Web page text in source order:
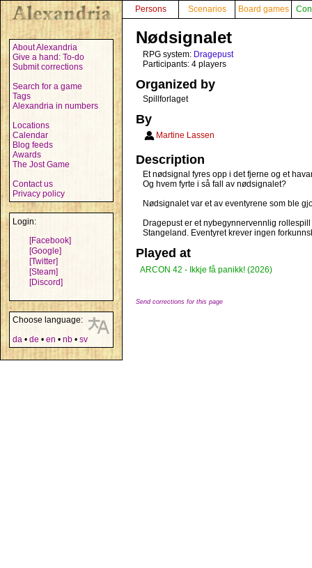
About Alexandria
Give a hand: To-do
Submit corrections
Search for a game
Tags
Alexandria in numbers
Locations
Calendar
Blog feeds
Awards
The Jost Game
Contact us
Privacy policy
Login:
[Facebook]
[Google]
[Twitter]
[Steam]
[Discord]
Choose language:
da • de • en • nb • sv
Persons Scenarios Board games
Nødsignalet
RPG system: Dragepust
Participants: 4 players
Organized by
Spillforlaget
By
Martine Lassen
Description
Et nødsignal fyres opp i det fjerne og et
Og hvem fyrte i så fall av nødsignalet?
Nødsignalet var et av eventyrene som ble
Dragepust er et nybegynnervennlig
Stangeland. Eventyret krever ingen
Played at
ARCON 42 - Ikkje få panikk! (2026)
Send corrections for this page